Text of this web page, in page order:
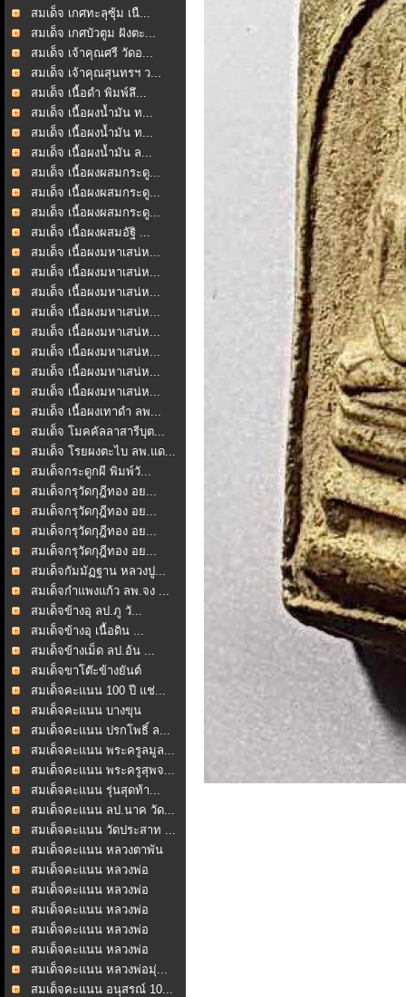
สมเด็จ เกศทะลุซุ้ม เนื...
สมเด็จ เกศบัวตูม ฝังตะ...
สมเด็จ เจ้าคุณศรี วัดอ...
สมเด็จ เจ้าคุณสุนทรฯ ว...
สมเด็จ เนื้อดำ พิมพ์ลึ...
สมเด็จ เนื้อผงน้ำมัน ท...
สมเด็จ เนื้อผงน้ำมัน ท...
สมเด็จ เนื้อผงน้ำมัน ล...
สมเด็จ เนื้อผงผสมกระดู...
สมเด็จ เนื้อผงผสมกระดู...
สมเด็จ เนื้อผงผสมกระดู...
สมเด็จ เนื้อผงผสมอัฐิ ...
สมเด็จ เนื้อผงมหาเสน่ห...
สมเด็จ เนื้อผงมหาเสน่ห...
สมเด็จ เนื้อผงมหาเสน่ห...
สมเด็จ เนื้อผงมหาเสน่ห...
สมเด็จ เนื้อผงมหาเสน่ห...
สมเด็จ เนื้อผงมหาเสน่ห...
สมเด็จ เนื้อผงมหาเสน่ห...
สมเด็จ เนื้อผงมหาเสน่ห...
สมเด็จ เนื้อผงเทาดำ ลพ...
สมเด็จ โมคคัลลาสารีบุต...
สมเด็จ โรยผงตะไบ ลพ.แด...
สมเด็จกระดูกผี พิมพ์วั...
สมเด็จกรุวัดกุฎีทอง อย...
สมเด็จกรุวัดกุฎีทอง อย...
สมเด็จกรุวัดกุฎีทอง อย...
สมเด็จกรุวัดกุฎีทอง อย...
สมเด็จกัมมัฏฐาน หลวงปู...
สมเด็จกำแพงแก้ว ลพ.จง ...
สมเด็จข้างอุ ลป.ภู วั...
สมเด็จข้างอุ เนื้อดิน ...
สมเด็จข้างเม็ด ลป.อ้น ...
สมเด็จขาโต๊ะข้างยันต์
สมเด็จคะแนน 100 ปี แช่...
สมเด็จคะแนน บางขุน
พรหม...สมเด็จคะแนน ปรกโพธิ์ ล...
สมเด็จคะแนน พระครูลมูล...
สมเด็จคะแนน พระครูสุพจ...
สมเด็จคะแนน รุ่นสุดท้า...
สมเด็จคะแนน ลป.นาค วัด...
สมเด็จคะแนน วัดประสาท ...
สมเด็จคะแนน หลวงตาพัน
...
สมเด็จคะแนน หลวงพ่อ
ชาญ...สมเด็จคะแนน หลวงพ่อ
ชาญ...สมเด็จคะแนน หลวงพ่อ
ชาญ...สมเด็จคะแนน หลวงพ่อ
ชาญ...สมเด็จคะแนน หลวงพ่อ
ชาญ...สมเด็จคะแนน หลวงพ่อมุ่...
สมเด็จคะแนน อนุสรณ์ 10...